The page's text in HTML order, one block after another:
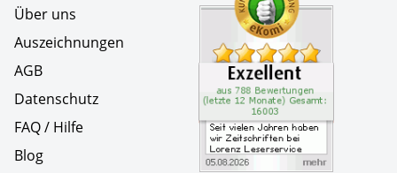
Über uns
Auszeichnungen
AGB
Datenschutz
FAQ / Hilfe
Blog